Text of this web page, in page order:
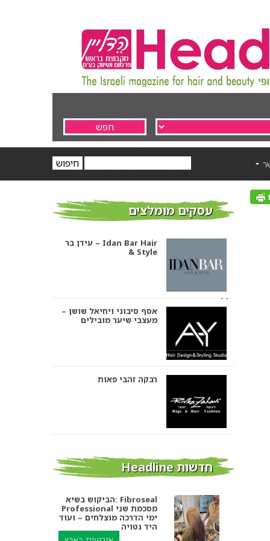
עסקים מומלצים
עידן בר – Idan Bar Hair
& Style
אסף סיבוני ויחיאל שושן –
מעצבי שיער מובילים
רבקה זהבי פאות
אורטל אדרי עיצוב שיער
חדשות Headline
הביקוש בשיא: Fibroseal
Professional מסכמת שני
ימי הדרכה מוצלחים – ועוד
היד נטויה